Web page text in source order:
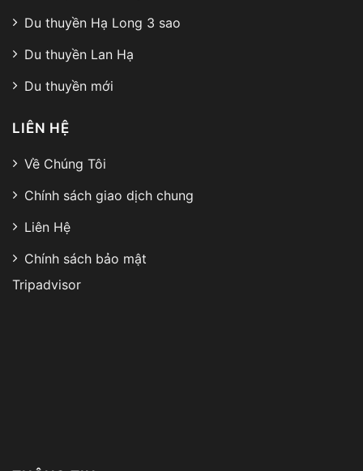
Du thuyền Hạ Long 3 sao
Du thuyền Lan Hạ
Du thuyền mới
LIÊN HỆ
Về Chúng Tôi
Chính sách giao dịch chung
Liên Hệ
Chính sách bảo mật
Tripadvisor